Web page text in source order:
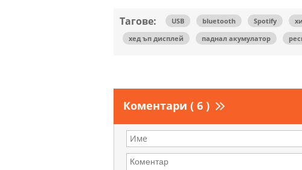
Тагове: USB bluetooth Spotify
хед ъп дисплей
паднал акумулатор
Коментари ( 6 )